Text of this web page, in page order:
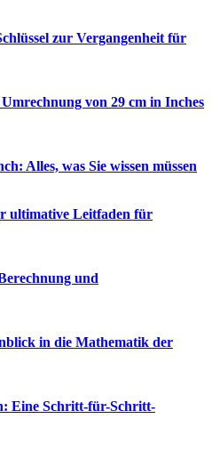
zur Vergangenheit für
von 29 cm in Inches
Alles, was Sie wissen müssen
ultimative Leitfaden für
und
in die Mathematik der
Eine Schritt-für-Schritt-